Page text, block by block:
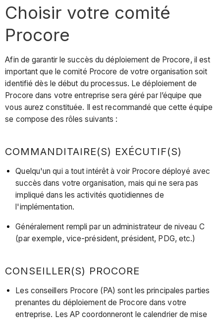
Choisir votre comité
Procore
Afin de garantir le succès du déploiement de Procore, il est
important que le comité Procore de votre organisation soit
identifié dès le début du processus. Le déploiement de
Procore dans votre entreprise sera géré par l’équipe que
vous aurez constituée. Il est recommandé que cette équipe
se compose des rôles suivants :
COMMANDITAIRE(S) EXÉCUTIF(S)
Quelqu'un qui a tout intérêt à voir Procore déployé avec
succès dans votre organisation, mais qui ne sera pas
impliqué dans les activités quotidiennes de
l'implémentation.
Généralement rempli par un administrateur de niveau C
(par exemple, vice-président, président, PDG, etc.)
CONSEILLER(S) PROCORE
Les conseillers Procore (PA) sont les principales parties
prenantes du déploiement de Procore dans votre
entreprise. Les AP coordonneront le calendrier de mise